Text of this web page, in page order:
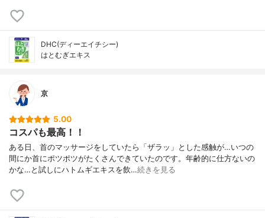
DHC(ディーエイチシー)
はとむぎエキス
京
5.00
コスパも最高！！
ある日、首のマッサージをしていたら「ザラッ」とした感触が…いつの
間にか首にポツポツがたくさんできていたのです。年齢的に仕方ないの
かな…と試しにハトムギエキスを飲…続きを見る